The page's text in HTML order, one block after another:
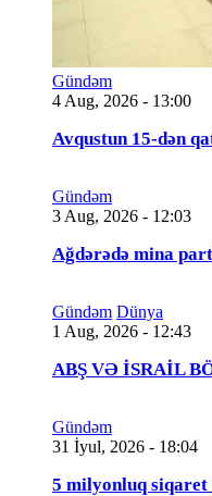
Gündəm
4 Aug, 2026 - 13:00
Avqustun 15-dən
Gündəm
3 Aug, 2026 - 12:03
Ağdərədə mina
Gündəm Dünya
1 Aug, 2026 - 12:43
ABŞ VƏ İSRAİL
Gündəm
31 İyul, 2026 - 18:04
5 milyonluq siqaret